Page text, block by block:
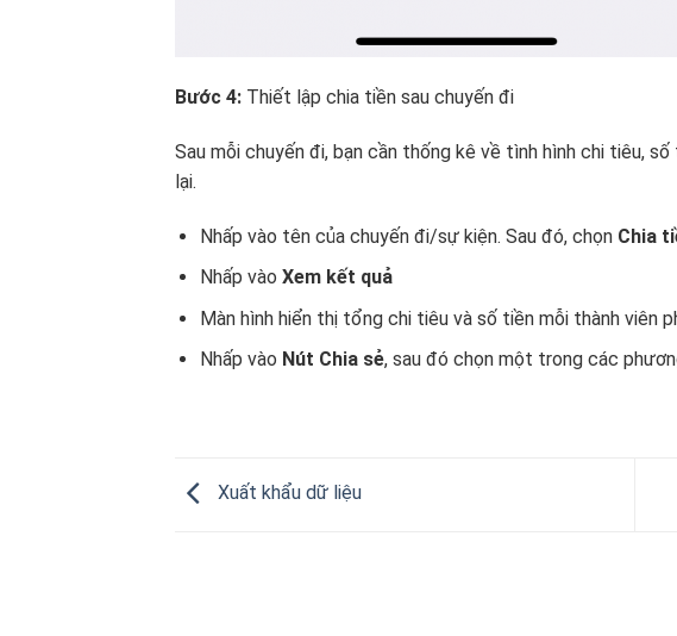
Bước 4: Thiết lập chia tiền sau chuyến đi
Sau mỗi chuyến đi, bạn cần thống kê về tình hình chi tiêu,
lại.
Nhấp vào tên của chuyến đi/sự kiện. Sau đó, chọn Chia
Nhấp vào Xem kết quả
Màn hình hiển thị tổng chi tiêu và số tiền mỗi thành viên
Nhấp vào Nút Chia sẻ, sau đó chọn một trong các
Xuất khẩu dữ liệu